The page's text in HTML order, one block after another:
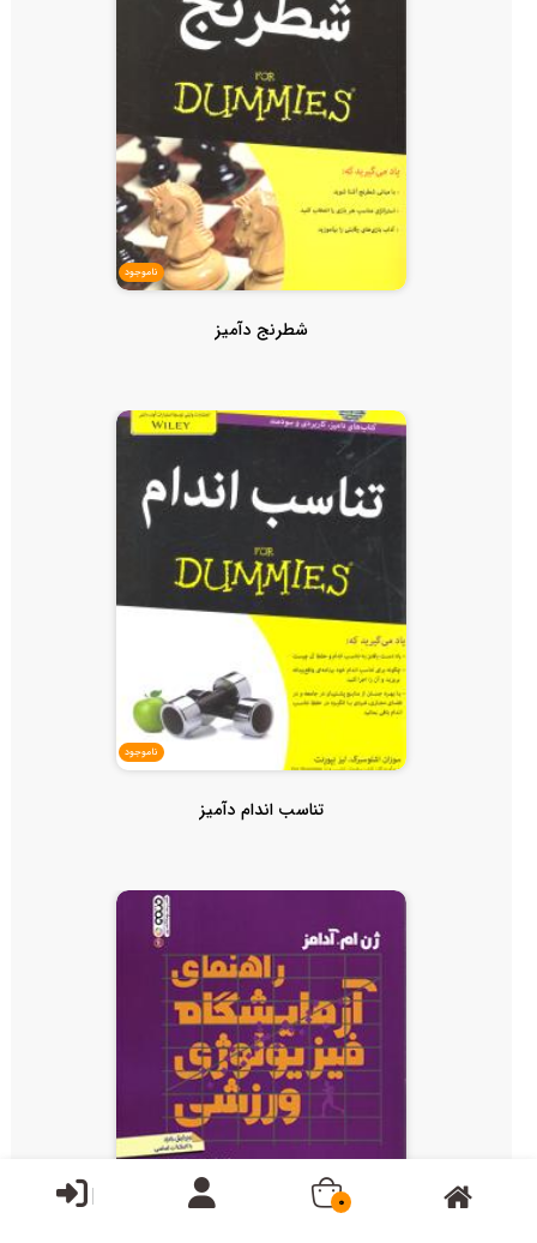
ناموجود
شطرنج دآمیز
ناموجود
تناسب اندام دآمیز
0